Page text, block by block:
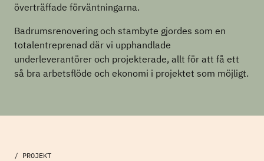
överträffade förväntningarna.
Badrumsrenovering och stambyte gjordes som en
totalentreprenad där vi upphandlade
underleverantörer och projekterade, allt för att få ett
så bra arbetsflöde och ekonomi i projektet som möjligt.
/ PROJEKT